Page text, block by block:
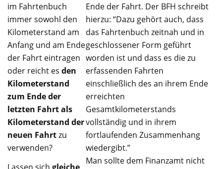
im Fahrtenbuch
immer sowohl den
Kilometerstand am
Anfang und am Ende
der Fahrt eintragen
oder reicht es den
Kilometerstand
zum Ende der
letzten Fahrt als
Kilometerstand der
neuen Fahrtzu
verwenden?
Ende der Fahrt. Der BFH schreibt
hierzu: “Dazu gehört auch, dass
das Fahrtenbuch zeitnah und in
geschlossener Form geführt
worden ist und dass es die zu
erfassenden Fahrten
einschließlich des an ihrem Ende
erreichten
Gesamtkilometerstands
vollständig und in ihrem
fortlaufenden Zusammenhang
wiedergibt.”
Man sollte dem Finanzamt nicht